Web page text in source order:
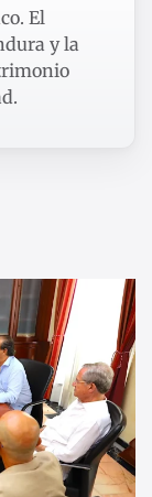
El
y la